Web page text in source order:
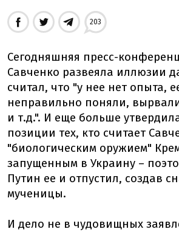
203
Сегодняшняя пресс-
Савченко развеяла иллюзии
считал, что "у нее нет опыта,
неправильно поняли,
и т.д.". И еще больше
позиции тех, кто считает
"биологическим оружием"
запущенным в Украину –
Путин ее и отпустил, создав
мученицы.
И дело не в чудовищных